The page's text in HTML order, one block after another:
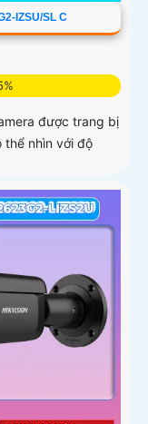
IZSU/SL C
được trang bị
thể nhìn với độ